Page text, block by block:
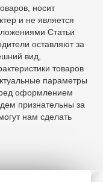
носит
и не является
Статьи
оставляют за
вид,
товаров
параметры
оформлением
признательны за
нам сделать